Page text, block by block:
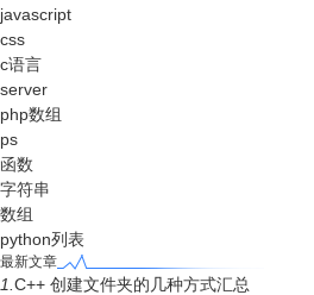
javascript
css
c语言
server
php数组
ps
函数
字符串
数组
python列表
最新文章
1. C++ 创建文件夹的几种方式汇总